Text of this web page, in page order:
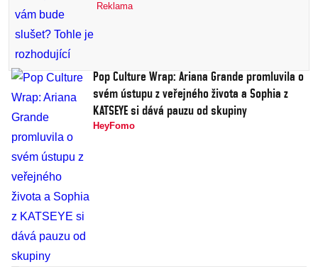
Reklama
Pop Culture Wrap: Ariana Grande promluvila o
svém ústupu z veřejného života a Sophia z
KATSEYE si dává pauzu od skupiny
HeyFomo